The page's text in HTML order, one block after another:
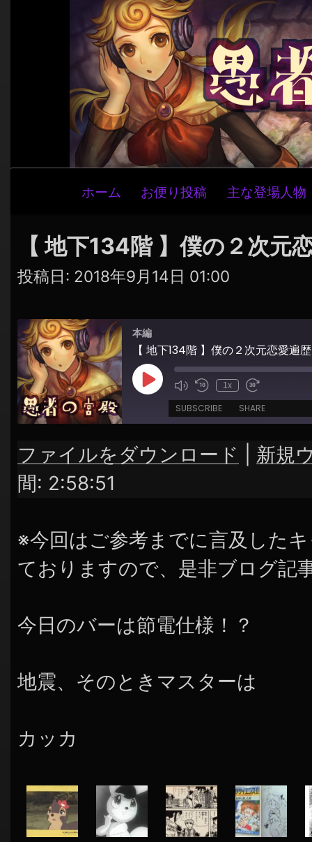
ゲ
シ
ョ
ン
ホーム お便り投稿 主な登場人物
【 地下134階 】僕の２次
投稿日: 2018年9月14日 01:00
本編
【 地下134階 】僕の２次元恋愛遍
Play
Episode
1x
SUBSCRIBE SHARE
RSS FEED
SHARE
LINK
ファイルをダウンロード
新規
間: 2:58:51
※今回はご参考までに言及した
ておりますので、是非ブログ記
今日のバーは節電仕様！？
地震、そのときマスターは
カッカ